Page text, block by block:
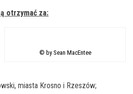
otrzymać za:
© by Sean MacEntee
miasta Krosno i Rzeszów;